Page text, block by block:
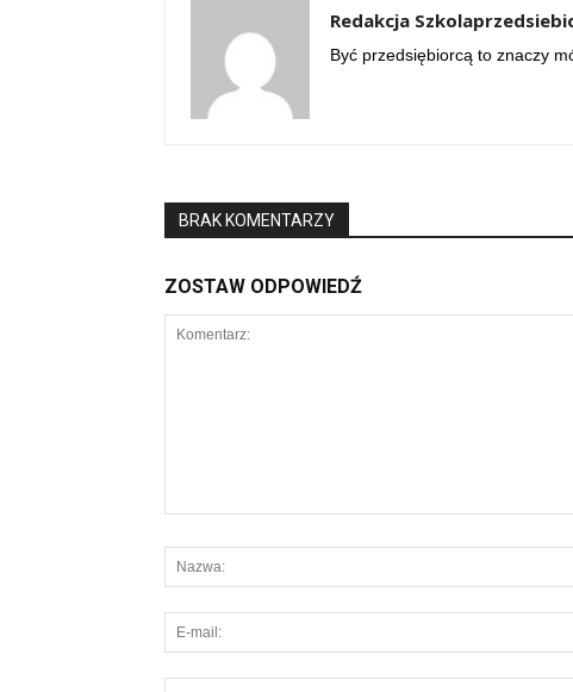
Redakcja
Być przedsiębiorcą to znaczy
BRAK KOMENTARZY
ZOSTAW ODPOWIEDŹ